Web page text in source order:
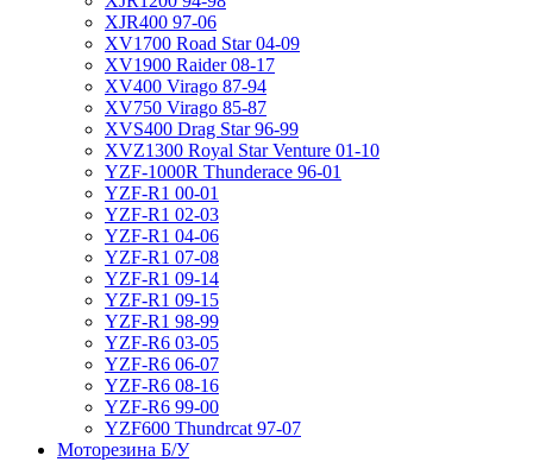
XJR400 97-06
XV1700 Road Star 04-09
XV1900 Raider 08-17
XV400 Virago 87-94
XV750 Virago 85-87
XVS400 Drag Star 96-99
XVZ1300 Royal Star Venture 01-10
YZF-1000R Thunderace 96-01
YZF-R1 00-01
YZF-R1 02-03
YZF-R1 04-06
YZF-R1 07-08
YZF-R1 09-14
YZF-R1 09-15
YZF-R1 98-99
YZF-R6 03-05
YZF-R6 06-07
YZF-R6 08-16
YZF-R6 99-00
YZF600 Thundrcat 97-07
Моторезина Б/У